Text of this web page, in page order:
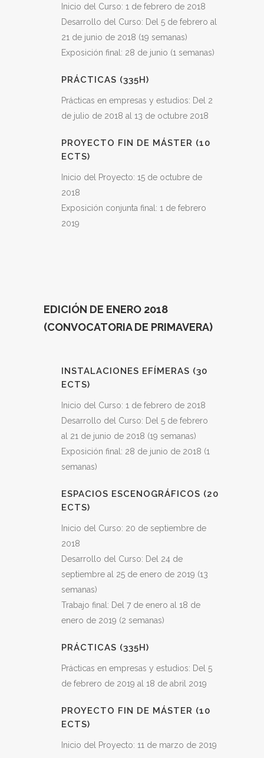
Inicio del Curso: 1 de febrero de 2018
Desarrollo del Curso: Del 5 de febrero al
21 de junio de 2018 (19 semanas)
Exposición final: 28 de junio (1 semanas)
PRÁCTICAS (335H)
Prácticas en empresas y estudios: Del 2
de julio de 2018 al 13 de octubre 2018
PROYECTO FIN DE MÁSTER (10
ECTS)
Inicio del Proyecto: 15 de octubre de
2018
Exposición conjunta final: 1 de febrero
2019
EDICIÓN DE ENERO 2018
(CONVOCATORIA DE PRIMAVERA)
INSTALACIONES EFÍMERAS (30
ECTS)
Inicio del Curso: 1 de febrero de 2018
Desarrollo del Curso: Del 5 de febrero
al 21 de junio de 2018 (19 semanas)
Exposición final: 28 de junio de 2018 (1
semanas)
ESPACIOS ESCENOGRÁFICOS (20
ECTS)
Inicio del Curso: 20 de septiembre de
2018
Desarrollo del Curso: Del 24 de
septiembre al 25 de enero de 2019 (13
semanas)
Trabajo final: Del 7 de enero al 18 de
enero de 2019 (2 semanas)
PRÁCTICAS (335H)
Prácticas en empresas y estudios: Del 5
de febrero de 2019 al 18 de abril 2019
PROYECTO FIN DE MÁSTER (10
ECTS)
Inicio del Proyecto: 11 de marzo de 2019